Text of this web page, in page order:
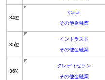
34位
Casa
その他金融業
35位
イントラスト
その他金融業
36位
クレディセゾン
その他金融業